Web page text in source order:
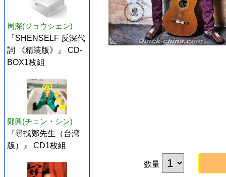
周深(ジョウシェン)
『SHENSELF 反深代
詞 《精装版》』 CD-
BOX1枚組
鄭興(チェン・シン)
『尋找鄭先生（台湾
版）』 CD1枚組
数量